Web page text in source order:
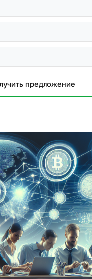
предложение